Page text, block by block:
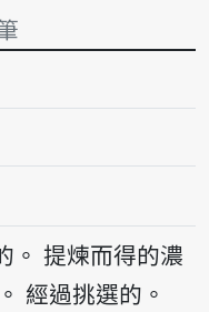
tsing
。 提煉而得的濃
經過挑選的。